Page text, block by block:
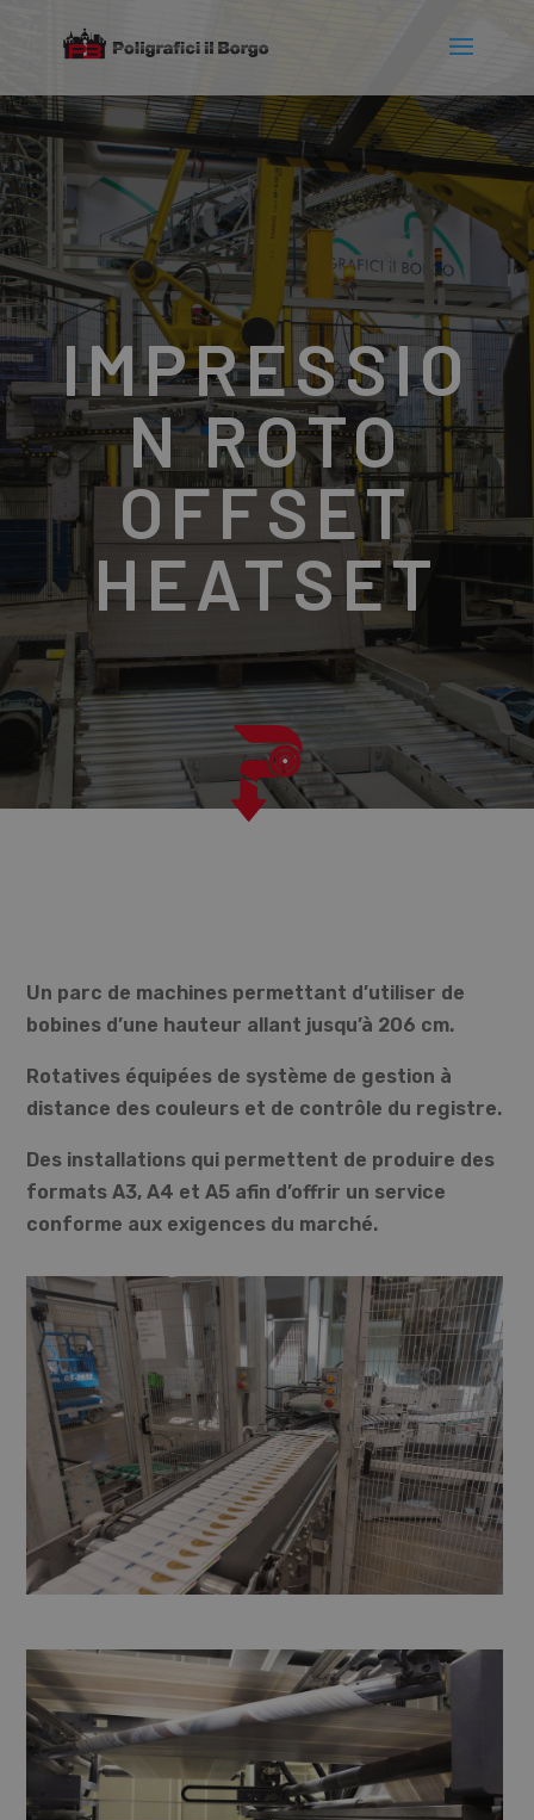
IMPRESSIO
N ROTO
OFFSET
HEATSET
Un parc de machines permettant d’utiliser de
bobines d’une hauteur allant jusqu’à 206 cm.
Rotatives équipées de système de gestion à
distance des couleurs et de contrôle du registre.
Des installations qui permettent de produire des
formats A3, A4 et A5 afin d’offrir un service
conforme aux exigences du marché.